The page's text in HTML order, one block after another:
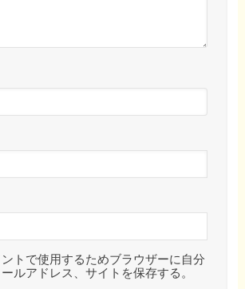
トで使用するためブラウザーに自分
ルアドレス、サイトを保存する。